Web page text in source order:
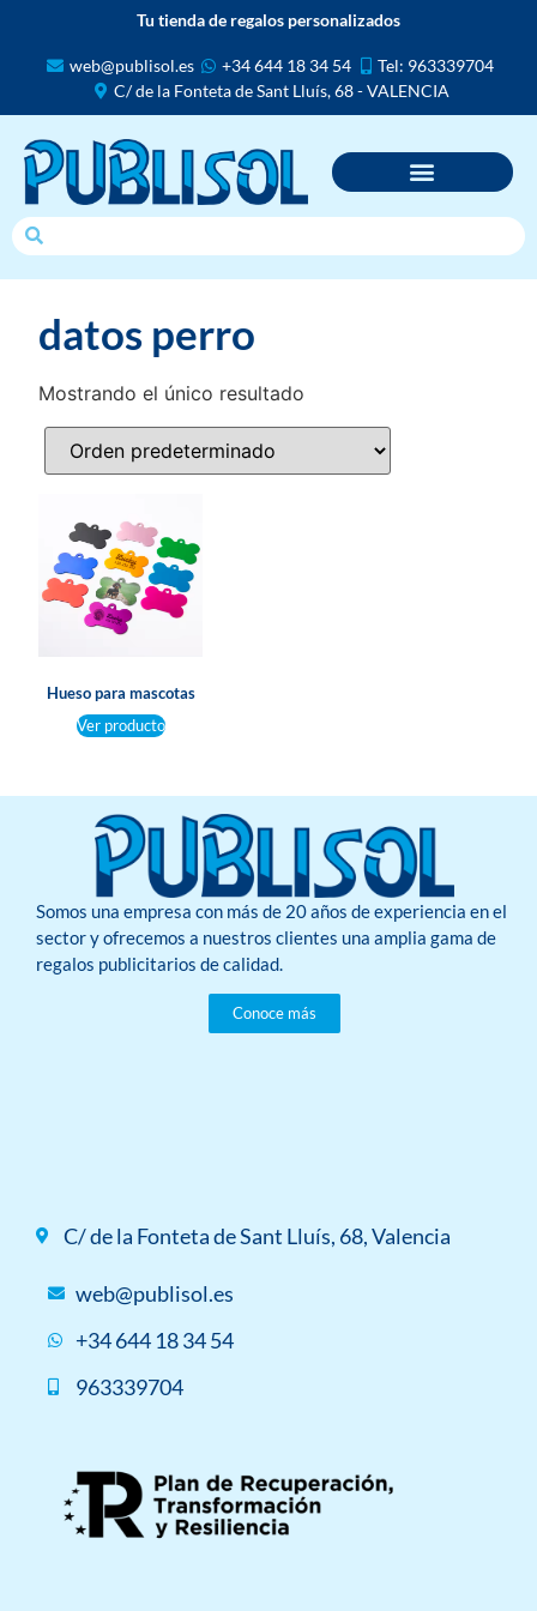
Tu tienda de regalos personalizados
web@publisol.es +34 644 18 34 54
Tel: 963339704
C/ de la Fonteta de Sant Lluís, 68 - VALENCIA
datos perro
Mostrando el único resultado
Hueso para mascotas
Ver producto
Somos una empresa con más de 20 años de experiencia en el
sector y ofrecemos a nuestros clientes una amplia gama de
regalos publicitarios de calidad.
Conoce más
C/ de la Fonteta de Sant Lluís, 68, Valencia
web@publisol.es
+34 644 18 34 54
963339704